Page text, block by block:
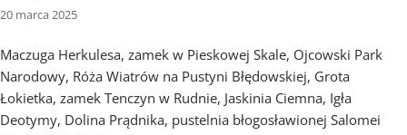
20 marca 2025
Maczuga Herkulesa, zamek w Pieskowej Skale, Ojcowski Park
Narodowy, Róża Wiatrów na Pustyni Błędowskiej, Grota
Łokietka, zamek Tenczyn w Rudnie, Jaskinia Ciemna, Igła
Deotymy, Dolina Prądnika, pustelnia błogosławionej Salomei